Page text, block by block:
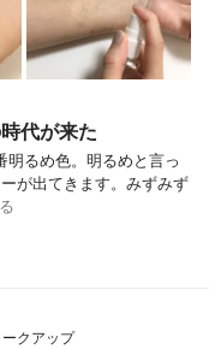
代が来た
るめ色。明るめと言っ
が出てきます。みずみず
クアップ